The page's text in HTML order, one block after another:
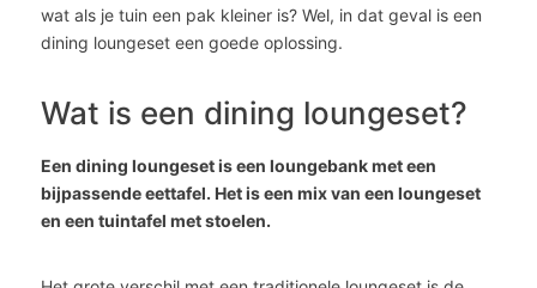
wat als je tuin een pak kleiner is? Wel, in dat geval is een
dining loungeset een goede oplossing.
Wat is een dining loungeset?
Een dining loungeset is een loungebank met een
bijpassende eettafel. Het is een mix van een loungeset
en een tuintafel met stoelen.